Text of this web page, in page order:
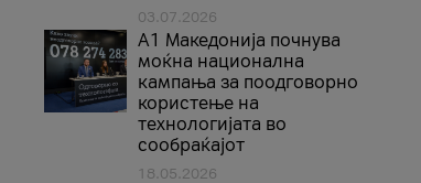
03.07.2026
A1 Македонија почнува
моќна национална
кампања за поодговорно
користење на
технологијата во
сообраќајот
18.05.2026